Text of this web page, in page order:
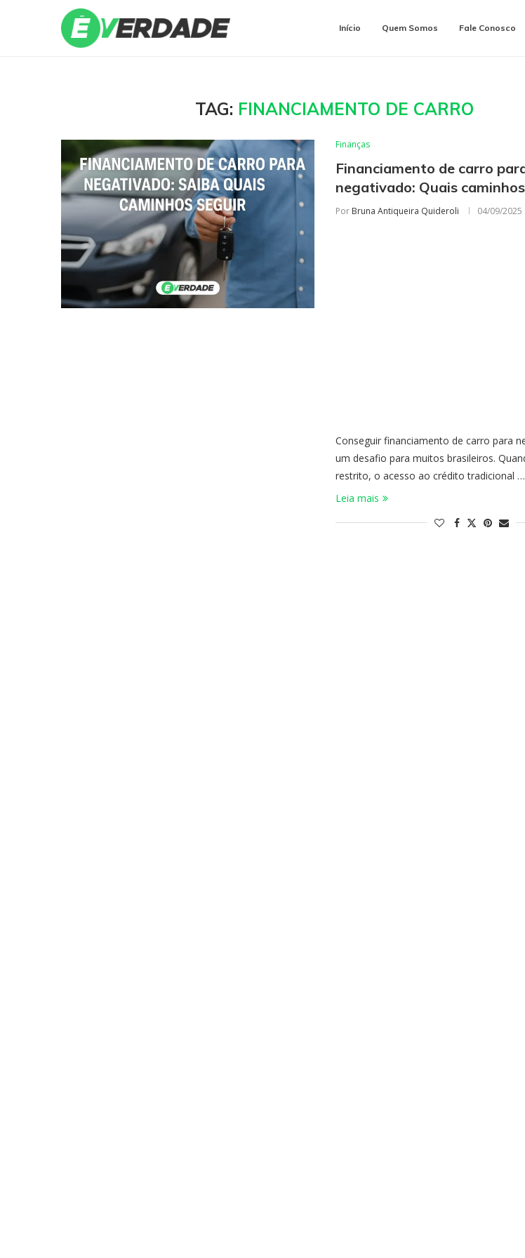
Início Quem Somos Fale Conosco
TAG: FINANCIAMENTO DE CARRO
Finanças
Financiamento de carro
negativado: Quais
Por Bruna Antiqueira Quideroli 04/09/2025
Conseguir financiamento de carro para
um desafio para muitos brasileiros.
restrito, o acesso ao crédito tradicional …
Leia mais